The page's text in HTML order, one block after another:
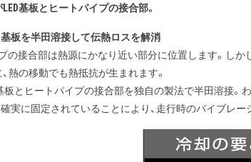
基板とヒートパイプの接合部。
板を半田溶接して伝熱ロスを解消
プの接合部は熱源にかなり近い部分に位置します。し
熱の移動でも熱抵抗が生まれます。
基板とヒートパイプの接合部を独自の製法で半田溶
実に固定されていることにより、走行時のバイブレ